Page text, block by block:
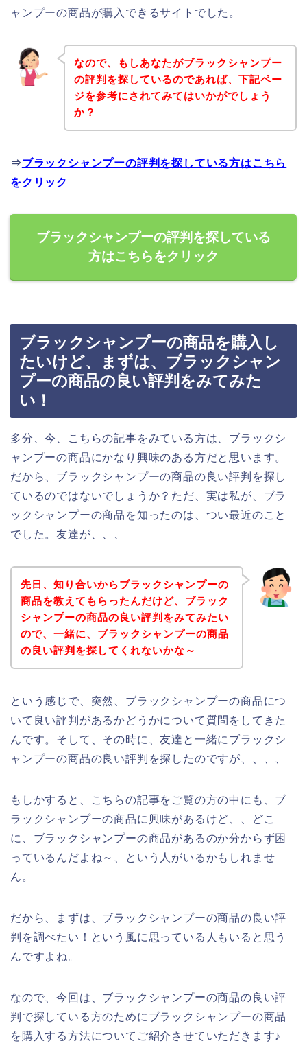
ャンプーの商品が購入できるサイトでした。
なので、もしあなたがブラックシャンプー
の評判を探しているのであれば、下記ペー
ジを参考にされてみてはいかがでしょう
か？
⇒ブラックシャンプーの評判を探している方はこちら
をクリック
ブラックシャンプーの評判を探している
方はこちらをクリック
ブラックシャンプーの商品を購入し
たいけど、まずは、ブラックシャン
プーの商品の良い評判をみてみた
い！
多分、今、こちらの記事をみている方は、ブラックシ
ャンプーの商品にかなり興味のある方だと思います。
だから、ブラックシャンプーの商品の良い評判を探し
ているのではないでしょうか？ただ、実は私が、ブラ
ックシャンプーの商品を知ったのは、つい最近のこと
でした。友達が、、、
先日、知り合いからブラックシャンプーの
商品を教えてもらったんだけど、ブラック
シャンプーの商品の良い評判をみてみたい
ので、一緒に、ブラックシャンプーの商品
の良い評判を探してくれないかな～
という感じで、突然、ブラックシャンプーの商品につ
いて良い評判があるかどうかについて質問をしてきた
んです。そして、その時に、友達と一緒にブラックシ
ャンプーの商品の良い評判を探したのですが、、、、
もしかすると、こちらの記事をご覧の方の中にも、ブ
ラックシャンプーの商品に興味があるけど、、どこ
に、ブラックシャンプーの商品があるのか分からず困
っているんだよね～、という人がいるかもしれませ
ん。
だから、まずは、ブラックシャンプーの商品の良い評
判を調べたい！という風に思っている人もいると思う
んですよね。
なので、今回は、ブラックシャンプーの商品の良い評
判で探している方のためにブラックシャンプーの商品
を購入する方法についてご紹介させていただきます♪